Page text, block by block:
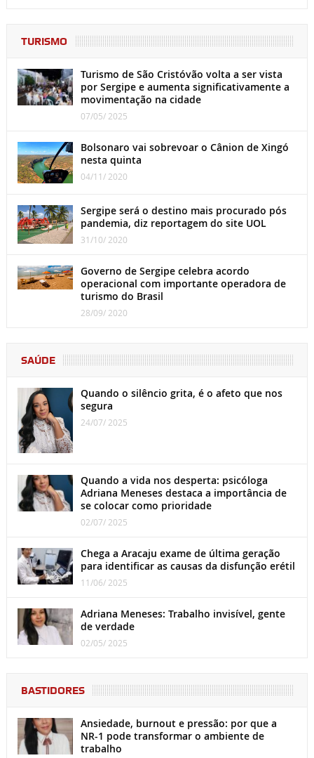
TURISMO
Turismo de São Cristóvão volta a ser vista
por Sergipe e aumenta significativamente a
movimentação na cidade
07/05/ 2025
Bolsonaro vai sobrevoar o Cânion de Xingó
nesta quinta
04/11/ 2020
Sergipe será o destino mais procurado pós
pandemia, diz reportagem do site UOL
31/10/ 2020
Governo de Sergipe celebra acordo
operacional com importante operadora de
turismo do Brasil
28/09/ 2020
SAÚDE
Quando o silêncio grita, é o afeto que nos
segura
24/07/ 2025
Quando a vida nos desperta: psicóloga
Adriana Meneses destaca a importância de
se colocar como prioridade
02/07/ 2025
Chega a Aracaju exame de última geração
para identificar as causas da disfunção erétil
11/06/ 2025
Adriana Meneses: Trabalho invisível, gente
de verdade
02/05/ 2025
BASTIDORES
Ansiedade, burnout e pressão: por que a
NR-1 pode transformar o ambiente de
trabalho